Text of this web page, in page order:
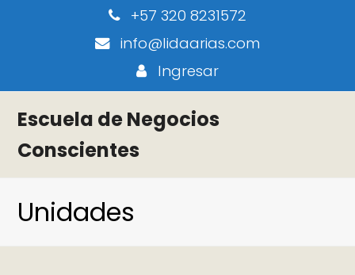
+57 320 8231572
info@lidaarias.com
Ingresar
Escuela de Negocios
Conscientes
Unidades